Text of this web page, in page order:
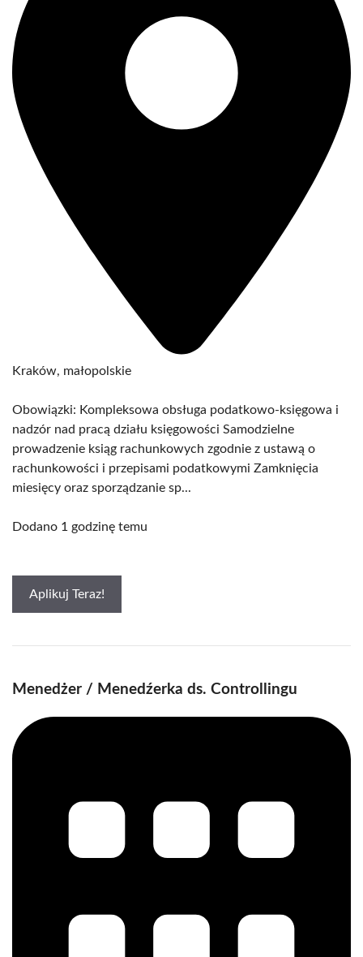
Kraków, małopolskie
Obowiązki: Kompleksowa obsługa podatkowo-księgowa i
nadzór nad pracą działu księgowości Samodzielne
prowadzenie ksiąg rachunkowych zgodnie z ustawą o
rachunkowości i przepisami podatkowymi Zamknięcia
miesięcy oraz sporządzanie sp...
Dodano 1 godzinę temu
Aplikuj Teraz!
Menedżer / Menedźerka ds. Controllingu